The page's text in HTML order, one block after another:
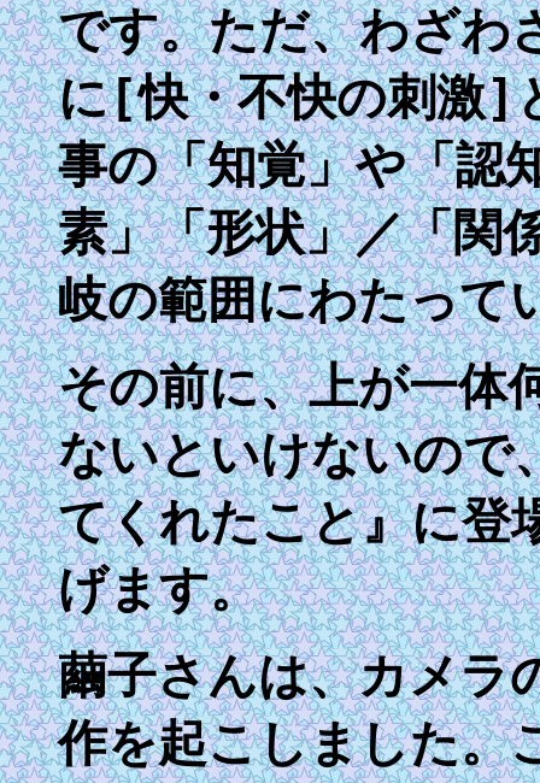
です。ただ、わざ
に[快・不快の刺激]
事の「知覚」や「認
素」「形状」／「関
岐の範囲にわたって
その前に、上が一体
ないといけないので
てくれたこと』に登
げます。
繭子さんは、カメラ
作を起こしました。